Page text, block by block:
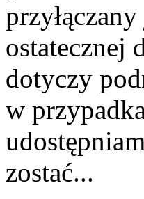
ostatecznej
dotyczy
w
zostać...